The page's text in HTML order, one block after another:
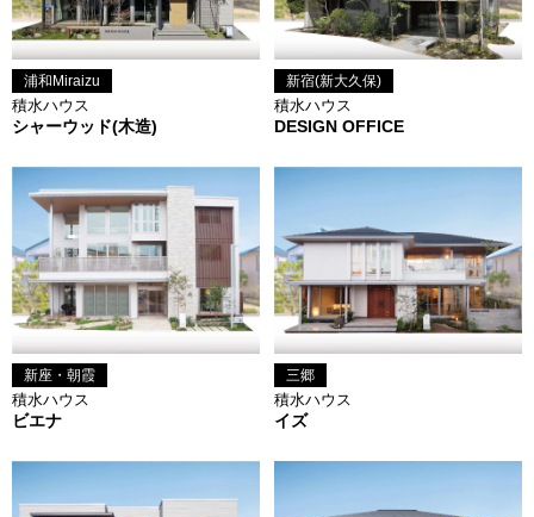
浦和Miraizu
積水ハウス
シャーウッド(木造)
新宿(新大久保)
積水ハウス
DESIGN OFFICE
新座・朝霞
積水ハウス
ビエナ
三郷
積水ハウス
イズ